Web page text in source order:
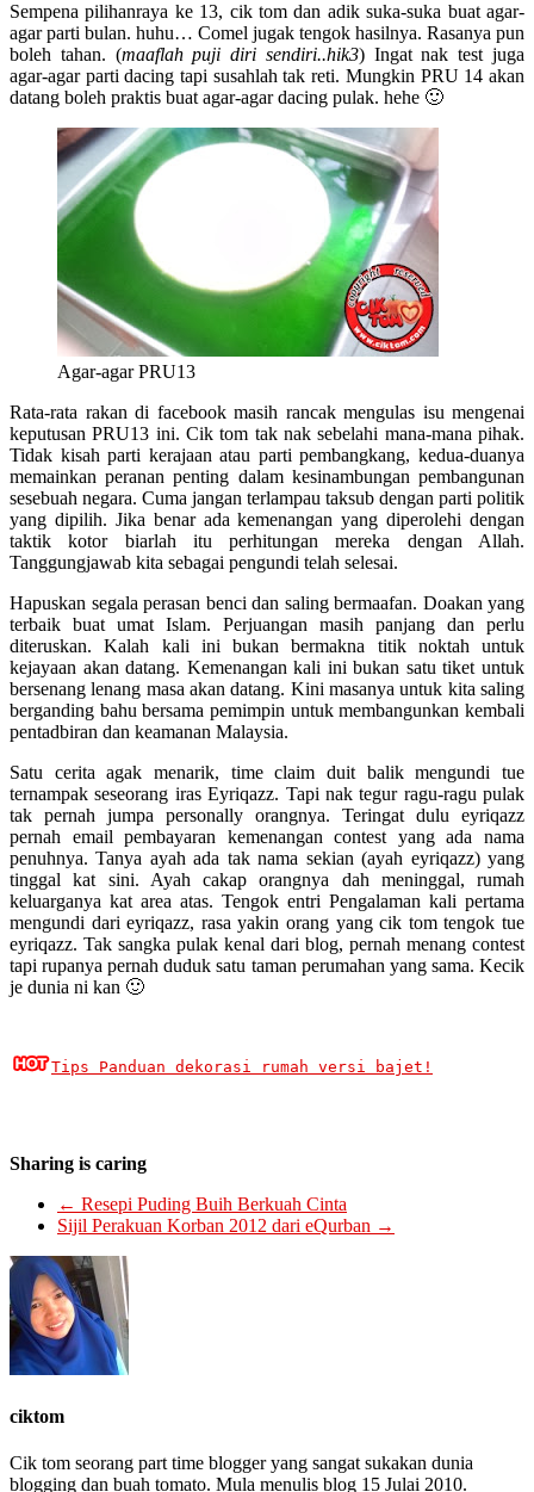
Sempena pilihanraya ke 13, cik tom dan adik suka-suka buat agar-
agar parti bulan. huhu… Comel jugak tengok hasilnya. Rasanya pun
boleh tahan. (maaflah puji diri sendiri..hik3) Ingat nak test juga
agar-agar parti dacing tapi susahlah tak reti. Mungkin PRU 14 akan
datang boleh praktis buat agar-agar dacing pulak. hehe 🙂
Agar-agar PRU13
Rata-rata rakan di facebook masih rancak mengulas isu mengenai
keputusan PRU13 ini. Cik tom tak nak sebelahi mana-mana pihak.
Tidak kisah parti kerajaan atau parti pembangkang, kedua-duanya
memainkan peranan penting dalam kesinambungan pembangunan
sesebuah negara. Cuma jangan terlampau taksub dengan parti politik
yang dipilih. Jika benar ada kemenangan yang diperolehi dengan
taktik kotor biarlah itu perhitungan mereka dengan Allah.
Tanggungjawab kita sebagai pengundi telah selesai.
Hapuskan segala perasan benci dan saling bermaafan. Doakan yang
terbaik buat umat Islam. Perjuangan masih panjang dan perlu
diteruskan. Kalah kali ini bukan bermakna titik noktah untuk
kejayaan akan datang. Kemenangan kali ini bukan satu tiket untuk
bersenang lenang masa akan datang. Kini masanya untuk kita saling
berganding bahu bersama pemimpin untuk membangunkan kembali
pentadbiran dan keamanan Malaysia.
Satu cerita agak menarik, time claim duit balik mengundi tue
ternampak seseorang iras Eyriqazz. Tapi nak tegur ragu-ragu pulak
tak pernah jumpa personally orangnya. Teringat dulu eyriqazz
pernah email pembayaran kemenangan contest yang ada nama
penuhnya. Tanya ayah ada tak nama sekian (ayah eyriqazz) yang
tinggal kat sini. Ayah cakap orangnya dah meninggal, rumah
keluarganya kat area atas. Tengok entri Pengalaman kali pertama
mengundi dari eyriqazz, rasa yakin orang yang cik tom tengok tue
eyriqazz. Tak sangka pulak kenal dari blog, pernah menang contest
tapi rupanya pernah duduk satu taman perumahan yang sama. Kecik
je dunia ni kan 🙂
Tips Panduan dekorasi rumah versi bajet!
Sharing is caring
← Resepi Puding Buih Berkuah Cinta
Sijil Perakuan Korban 2012 dari eQurban →
ciktom
Cik tom seorang part time blogger yang sangat sukakan dunia
blogging dan buah tomato. Mula menulis blog 15 Julai 2010.